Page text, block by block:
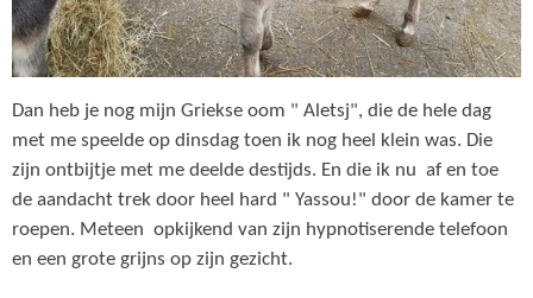
Dan heb je nog mijn Griekse oom " Aletsj", die de hele dag
met me speelde op dinsdag toen ik nog heel klein was. Die
zijn ontbijtje met me deelde destijds. En die ik nu af en toe
de aandacht trek door heel hard " Yassou!" door de kamer te
roepen. Meteen opkijkend van zijn hypnotiserende telefoon
en een grote grijns op zijn gezicht.